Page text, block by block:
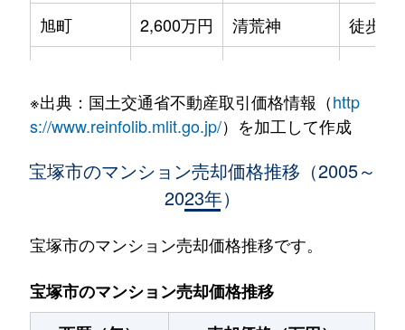
旭町
2,600万円 清荒神
徒歩4
伊孑志
1,800万円 逆瀬川
徒歩13
2,300万円
伊孑志
1,300万円 逆瀬川
伊孑志
1,600万円 逆瀬川
※出典：国土交通省不動産取引価格情報（http
s://www.reinfolib.mlit.go.jp/）を加工して作成
宝塚市のマンション売却価格推移（2005～
2023年）
宝塚市のマンション売却価格推移です。
宝塚市のマンション売却価格推移